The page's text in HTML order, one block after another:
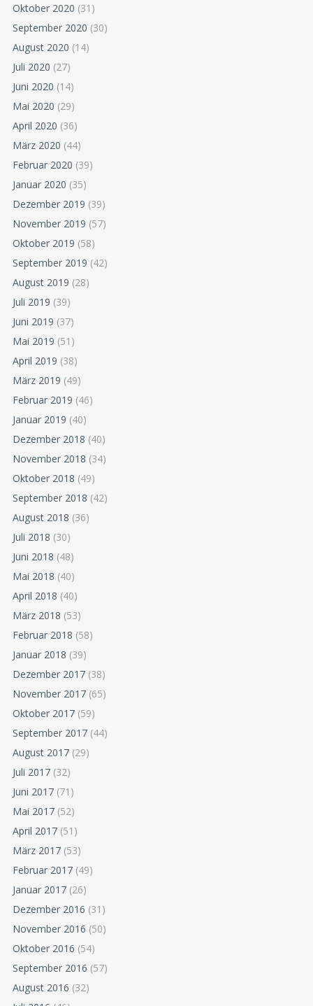
Oktober 2020 (31)
September 2020 (30)
August 2020 (14)
Juli 2020 (27)
Juni 2020 (14)
Mai 2020 (29)
April 2020 (36)
März 2020 (44)
Februar 2020 (39)
Januar 2020 (35)
Dezember 2019 (39)
November 2019 (57)
Oktober 2019 (58)
September 2019 (42)
August 2019 (28)
Juli 2019 (39)
Juni 2019 (37)
Mai 2019 (51)
April 2019 (38)
März 2019 (49)
Februar 2019 (46)
Januar 2019 (40)
Dezember 2018 (40)
November 2018 (34)
Oktober 2018 (49)
September 2018 (42)
August 2018 (36)
Juli 2018 (30)
Juni 2018 (48)
Mai 2018 (40)
April 2018 (40)
März 2018 (53)
Februar 2018 (58)
Januar 2018 (39)
Dezember 2017 (38)
November 2017 (65)
Oktober 2017 (59)
September 2017 (44)
August 2017 (29)
Juli 2017 (32)
Juni 2017 (71)
Mai 2017 (52)
April 2017 (51)
März 2017 (53)
Februar 2017 (49)
Januar 2017 (26)
Dezember 2016 (31)
November 2016 (50)
Oktober 2016 (54)
September 2016 (57)
August 2016 (32)